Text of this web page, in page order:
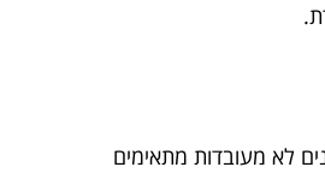
לא מעובדות מתאימים